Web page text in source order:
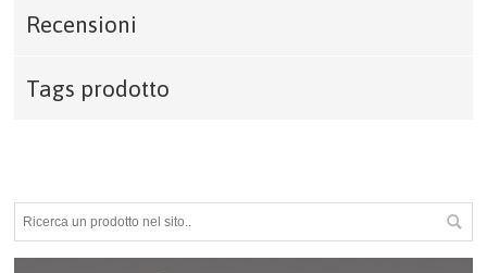
Recensioni
Tags prodotto